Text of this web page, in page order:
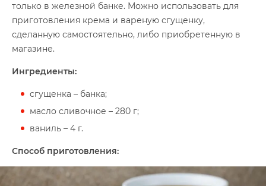
только в железной банке. Можно использовать для
приготовления крема и вареную сгущенку,
сделанную самостоятельно, либо приобретенную в
магазине.
Ингредиенты:
сгущенка – банка;
масло сливочное – 280 г;
ваниль – 4 г.
Способ приготовления: